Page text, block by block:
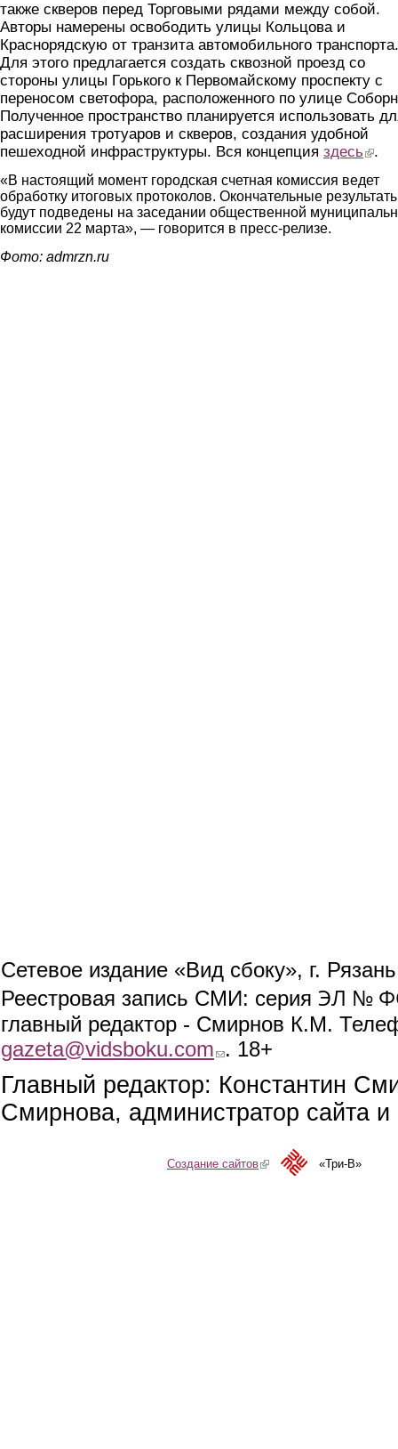
также скверов перед Торговыми рядами между собой.
Авторы намерены освободить улицы Кольцова и
Краснорядскую от транзита автомобильного транспорта.
Для этого предлагается создать сквозной проезд со
стороны улицы Горького к Первомайскому проспекту с
переносом светофора, расположенного по улице
Полученное пространство планируется использовать
расширения тротуаров и скверов, создания удобной
пешеходной инфраструктуры. Вся концепция здесь (link
.
«В настоящий момент городская счетная комиссия ведет
обработку итоговых протоколов. Окончательные
будут подведены на заседании общественной
комиссии 22 марта», — говорится в пресс-релизе.
Фото: admrzn.ru
Сетевое издание «Вид сбоку», г.
Реестровая запись СМИ: серия ЭЛ №
главный редактор - Смирнов К.М.
gazeta@vidsboku.com (link sends e-mail)
. 18+
Главный редактор: Константин
Смирнова, администратор сайта
Создание сайтов(link is external)«Три-В»